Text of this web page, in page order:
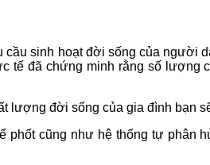
sinh hoạt đời sống của người
đã chứng minh rằng số lượng
lượng đời sống của gia đình bạn
cũng như hệ thống tự phân